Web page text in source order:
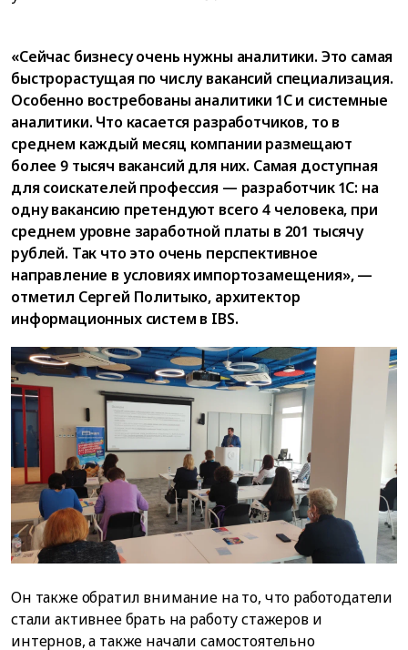
«Сейчас бизнесу очень нужны аналитики. Это самая
быстрорастущая по числу вакансий специализация.
Особенно востребованы аналитики 1С и системные
аналитики. Что касается разработчиков, то в
среднем каждый месяц компании размещают
более 9 тысяч вакансий для них. Самая доступная
для соискателей профессия — разработчик 1С: на
одну вакансию претендуют всего 4 человека, при
среднем уровне заработной платы в 201 тысячу
рублей. Так что это очень перспективное
направление в условиях импортозамещения», —
отметил Сергей Политыко, архитектор
информационных систем в IBS.
Он также обратил внимание на то, что работодатели
стали активнее брать на работу стажеров и
интернов, а также начали самостоятельно